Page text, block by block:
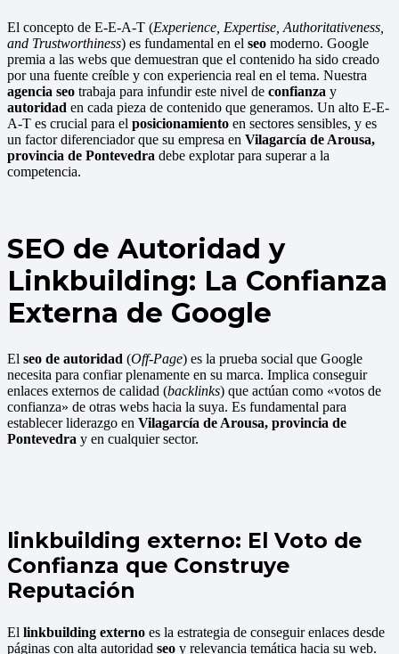
El concepto de E-E-A-T (Experience, Expertise, Authoritativeness,
and Trustworthiness) es fundamental en el seo moderno. Google
premia a las webs que demuestran que el contenido ha sido creado
por una fuente creíble y con experiencia real en el tema. Nuestra
agencia seo trabaja para infundir este nivel de confianza y
autoridad en cada pieza de contenido que generamos. Un alto E-E-
A-T es crucial para el posicionamiento en sectores sensibles, y es
un factor diferenciador que su empresa en Vilagarcía de Arousa,
provincia de Pontevedra debe explotar para superar a la
competencia.
SEO de Autoridad y
Linkbuilding: La Confianza
Externa de Google
El seo de autoridad (Off-Page) es la prueba social que Google
necesita para confiar plenamente en su marca. Implica conseguir
enlaces externos de calidad (backlinks) que actúan como «votos de
confianza» de otras webs hacia la suya. Es fundamental para
establecer liderazgo en Vilagarcía de Arousa, provincia de
Pontevedra y en cualquier sector.
linkbuilding externo: El Voto de
Confianza que Construye
Reputación
El linkbuilding externo es la estrategia de conseguir enlaces desde
páginas con alta autoridad seo y relevancia temática hacia su web.